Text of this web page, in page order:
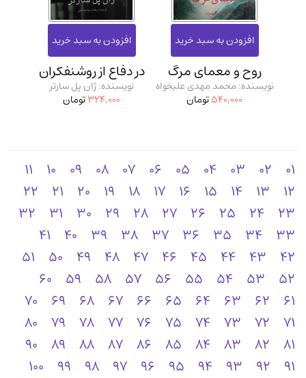
روح و معمای مرگ
نویسنده: محمد مهدی علیخواه
540,000تومان
در دفاع از روشنفکران
نویسنده: ژان پل سارتر
324,000تومان
01
02
03
04
05
06
07
08
09
10
11
12
13
14
15
16
17
18
19
20
21
22
23
24
25
26
27
28
29
30
31
32
33
34
35
36
37
38
39
40
41
42
43
44
45
46
47
48
49
50
51
52
53
54
55
56
57
58
59
60
61
62
63
64
65
66
67
68
69
70
71
72
73
74
75
76
77
78
79
80
81
82
83
84
85
86
87
88
89
90
91
92
93
94
95
96
97
98
99
100